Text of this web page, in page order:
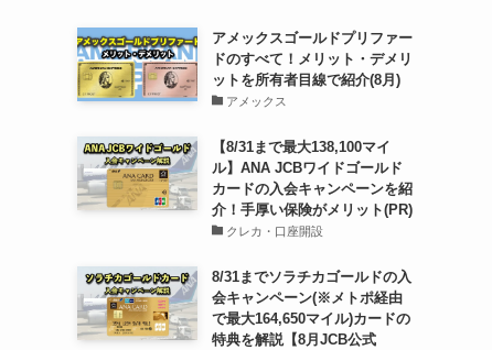
アメックスゴールドプリファー
ドのすべて！メリット・デメリ
ットを所有者目線で紹介(8月)
アメックス
【8/31まで最大138,100マイ
ル】ANA JCBワイドゴールド
カードの入会キャンペーンを紹
介！手厚い保険がメリット(PR)
クレカ・口座開設
8/31までソラチカゴールドの入
会キャンペーン(※メトポ経由
で最大164,650マイル)カードの
特典を解説【8月JCB公式